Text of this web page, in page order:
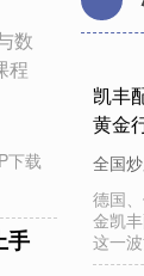
数
程
下载
手
凯丰
黄金
全国
德国
金凯
这一